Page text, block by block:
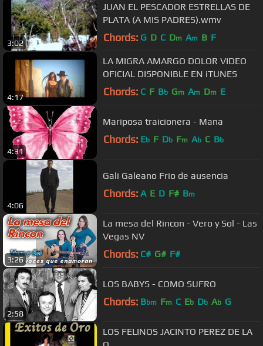
3:02
JUAN EL PESCADOR ESTRELLAS DE
PLATA (A MIS PADRES).wmv
Chords: G D C Dm Am B F
4:17
LA MIGRA AMARGO DOLOR VIDEO
OFICIAL DISPONIBLE EN iTUNES
Chords: C F Bb Gm Am Dm E
4:31
Mariposa traicionera - Mana
Chords: Eb F Db Fm Ab C Bb
4:06
Gali Galeano Frio de ausencia
Chords: A E D F# Bm
3:26
La mesa del Rincon - Vero y Sol - Las
Vegas NV
Chords: C# G# F#
2:58
LOS BABYS - COMO SUFRO
Chords: Bbm Fm C Eb Db Ab G
LOS FELINOS JACINTO PEREZ DE LA